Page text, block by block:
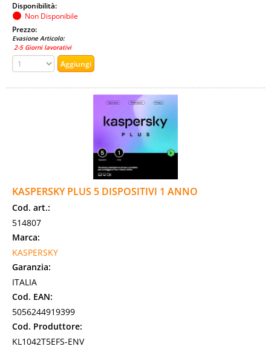
Disponibilità:
Non Disponibile
Prezzo:
Evasione Articolo:
2-5 Giorni lavorativi
KASPERSKY PLUS 5 DISPOSITIVI 1 ANNO
Cod. art.:
514807
Marca:
KASPERSKY
Garanzia:
ITALIA
Cod. EAN:
5056244919399
Cod. Produttore:
KL1042T5EFS-ENV